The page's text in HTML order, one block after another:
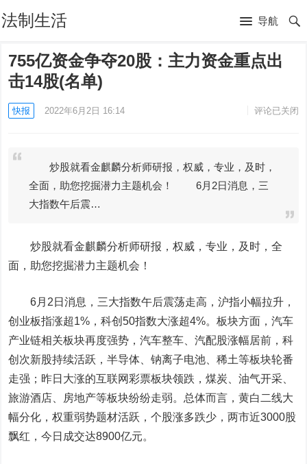
法制生活 导航
755亿资金争夺20股：主力资金重点出
击14股(名单)
快报 2022年6月2日 16:14 评论已关闭
炒股就看金麒麟分析师研报，权威，专业，及时，
全面，助您挖掘潜力主题机会！ 6月2日消息，三
大指数午后震…
炒股就看金麒麟分析师研报，权威，专业，及时，全
面，助您挖掘潜力主题机会！
6月2日消息，三大指数午后震荡走高，沪指小幅拉升，
创业板指涨超1%，科创50指数大涨超4%。板块方面，汽车
产业链相关板块再度强势，汽车整车、汽配股涨幅居前，科
创次新股持续活跃，半导体、钠离子电池、稀土等板块轮番
走强；昨日大涨的互联网彩票板块领跌，煤炭、油气开采、
旅游酒店、房地产等板块纷纷走弱。总体而言，黄白二线大
幅分化，权重弱势题材活跃，个股涨多跌少，两市近3000股
飘红，今日成交达8900亿元。